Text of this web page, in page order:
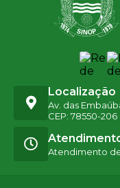
Localização
Av. das
CEP: 78550-206
Atendimento de